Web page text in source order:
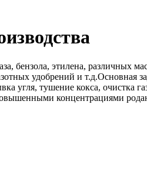
бензола, этилена, различных
удобрений и т.д.Основная
тушение кокса, очистка
концентрациями